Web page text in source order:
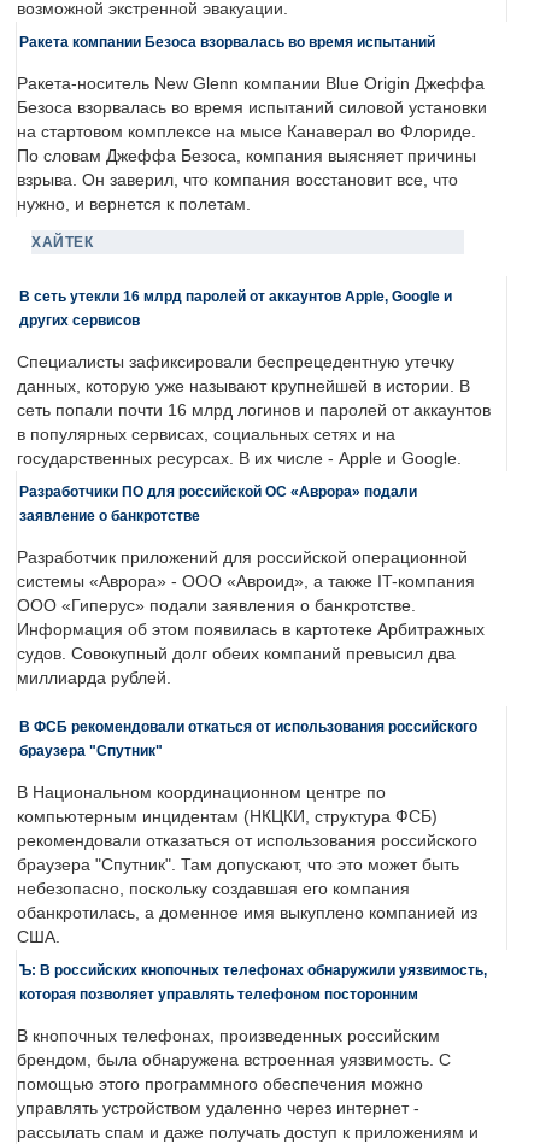
возможной экстренной эвакуации.
Ракета компании Безоса взорвалась во время испытаний
Ракета-носитель New Glenn компании Blue Origin Джеффа
Безоса взорвалась во время испытаний силовой установки
на стартовом комплексе на мысе Канаверал во Флориде.
По словам Джеффа Безоса, компания выясняет причины
взрыва. Он заверил, что компания восстановит все, что
нужно, и вернется к полетам.
ХАЙТЕК
В сеть утекли 16 млрд паролей от аккаунтов Apple, Google и
других сервисов
Специалисты зафиксировали беспрецедентную утечку
данных, которую уже называют крупнейшей в истории. В
сеть попали почти 16 млрд логинов и паролей от аккаунтов
в популярных сервисах, социальных сетях и на
государственных ресурсах. В их числе - Apple и Google.
Разработчики ПО для российской ОС «Аврора» подали
заявление о банкротстве
Разработчик приложений для российской операционной
системы «Аврора» - ООО «Авроид», а также IT-компания
ООО «Гиперус» подали заявления о банкротстве.
Информация об этом появилась в картотеке Арбитражных
судов. Совокупный долг обеих компаний превысил два
миллиарда рублей.
В ФСБ рекомендовали откаться от использования российского
браузера "Спутник"
В Национальном координационном центре по
компьютерным инцидентам (НКЦКИ, структура ФСБ)
рекомендовали отказаться от использования российского
браузера "Спутник". Там допускают, что это может быть
небезопасно, поскольку создавшая его компания
обанкротилась, а доменное имя выкуплено компанией из
США.
Ъ: В российских кнопочных телефонах обнаружили уязвимость,
которая позволяет управлять телефоном посторонним
В кнопочных телефонах, произведенных российским
брендом, была обнаружена встроенная уязвимость. С
помощью этого программного обеспечения можно
управлять устройством удаленно через интернет -
рассылать спам и даже получать доступ к приложениям и